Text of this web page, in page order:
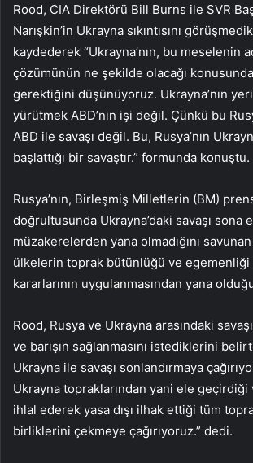
Rood, CIA Direktörü Bill Burns ile SVR
Narışkin’in Ukrayna sıkıntısını
kaydederek “Ukrayna’nın, bu meselenin
çözümünün ne şekilde olacağı
gerektiğini düşünüyoruz. Ukrayna’nın
yürütmek ABD’nin işi değil. Çünkü bu
ABD ile savaşı değil. Bu, Rusya’nın
başlattığı bir savaştır.” formunda konuştu.
Rusya’nın, Birleşmiş Milletlerin (BM)
doğrultusunda Ukrayna’daki savaşı sona
müzakerelerden yana olmadığını
ülkelerin toprak bütünlüğü ve
kararlarının uygulanmasından yana
Rood, Rusya ve Ukrayna arasındaki
ve barışın sağlanmasını istediklerini
Ukrayna ile savaşı sonlandırmaya
Ukrayna topraklarından yani ele
ihlal ederek yasa dışı ilhak ettiği tüm
birliklerini çekmeye çağırıyoruz.” dedi.